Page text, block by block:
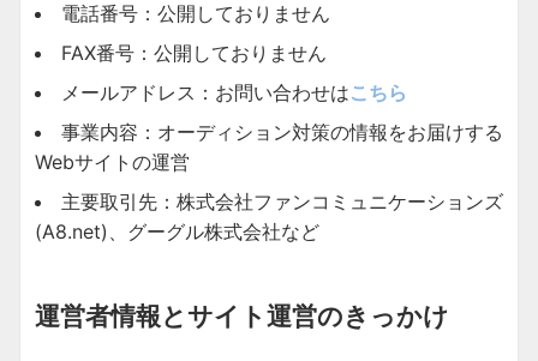
電話番号：公開しておりません
FAX番号：公開しておりません
メールアドレス：お問い合わせはこちら
事業内容：オーディション対策の情報をお届けする
Webサイトの運営
主要取引先：株式会社ファンコミュニケーションズ
(A8.net)、グーグル株式会社など
運営者情報とサイト運営のきっかけ